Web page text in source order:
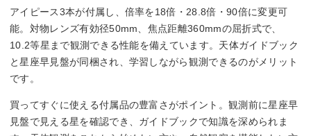
340×80 mm
重量
鏡筒：275g
架台(三脚)：820g
アイピース3本が付属し、倍率を18倍・28.8倍・90倍に変更可
能。対物レンズ有効径50mm、焦点距離360mmの屈折式で、
10.2等星まで観測できる性能を備えています。天体ガイドブック
と星座早見盤が同梱され、学習しながら観測できるのがメリット
です。
買ってすぐに使える付属品の豊富さがポイント。観測前に星座早
見盤で見える星を確認でき、ガイドブックで知識を深められま